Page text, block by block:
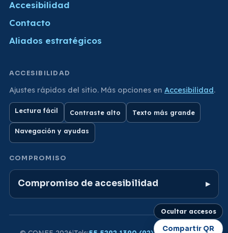
Ocultar accesos
Compartir QR
Accesibilidad
Contacto
Aliados estratégicos
ACCESIBILIDAD
Ajustes rápidos del sitio. Más opciones en Accesibilidad.
Lectura fácil Contraste alto Texto más grande
Navegación y ayudas
COMPROMISO
Compromiso de accesibilidad